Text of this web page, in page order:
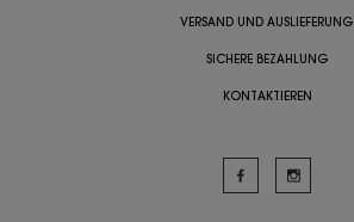
VERSAND UND AUSLIEFERUNG
SICHERE BEZAHLUNG
KONTAKTIEREN